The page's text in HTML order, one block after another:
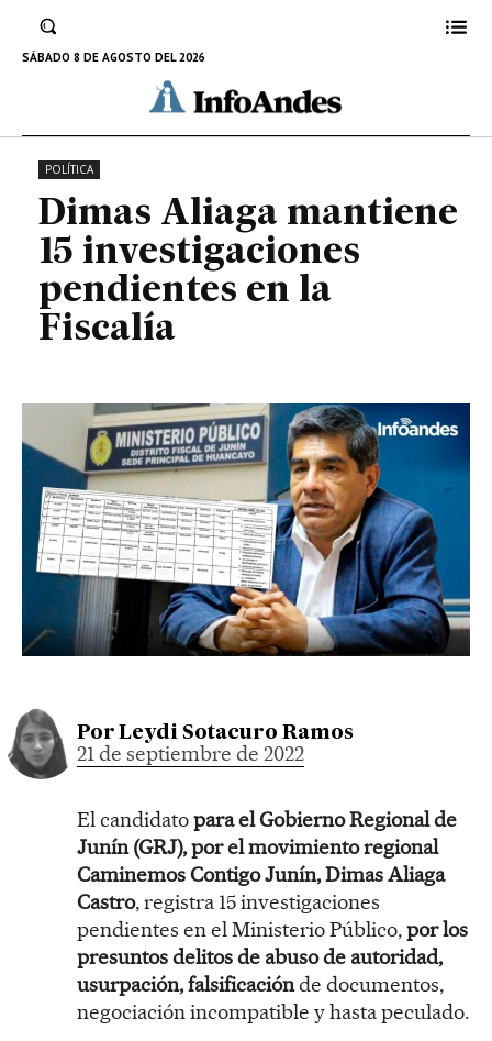
SÁBADO 8 DE AGOSTO DEL 2026
investigaciones pendientes en la
Fiscalía
21 DE SEPTIEMBRE DE 2022
POLÍTICA
Dimas Aliaga mantiene
15 investigaciones
pendientes en la
Fiscalía
Por Leydi Sotacuro Ramos
21 de septiembre de 2022
El candidatopara el Gobierno Regional de
Junín (GRJ), por el movimiento regional
Caminemos Contigo Junín, Dimas Aliaga
Castro, registra 15 investigaciones
pendientes en el Ministerio Público,por los
presuntos delitos de abuso de autoridad,
usurpación, falsificaciónde documentos,
negociación incompatible y hasta peculado.